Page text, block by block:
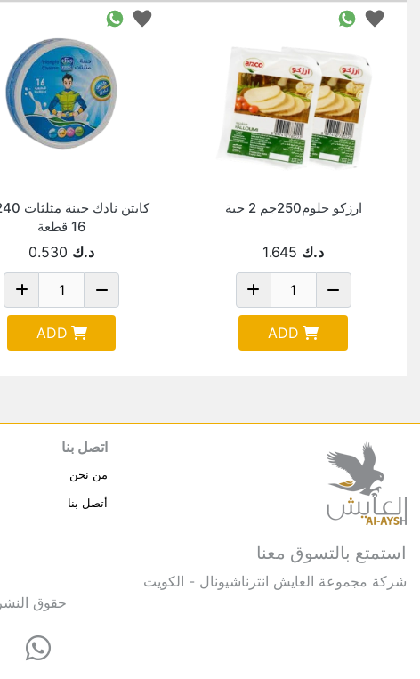
ارزكو حلوم250جم 2 حبة
د.ك 1.645
ADD
16 قطعة
د.ك 0.530
ADD
استمتع بالتسوق معنا
شركة مجموعة العايش انترناشيونال - الكويت
اتصل بنا
من نحن
أتصل بنا
حقوق النشر © 2025 مجموعة العايش انترناشيونال